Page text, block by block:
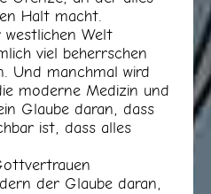
Halt macht.
Welt
viel beherrschen
Und manchmal wird
moderne Medizin und
Glaube daran, dass
ist, dass alles
der Glaube daran,